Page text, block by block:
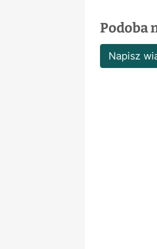
Podoba
Napisz